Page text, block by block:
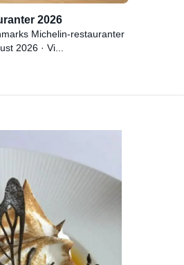
2026
Michelin-restauranter
2026 · Vi...